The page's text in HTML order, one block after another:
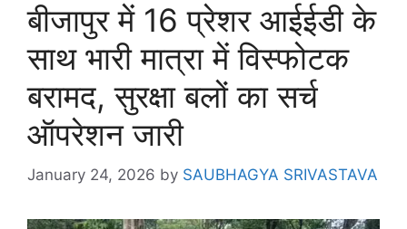
बीजापुर में 16 प्रेशर आईईडी के
साथ भारी मात्रा में विस्फोटक
बरामद, सुरक्षा बलों का सर्च
ऑपरेशन जारी
January 24, 2026 by SAUBHAGYA SRIVASTAVA